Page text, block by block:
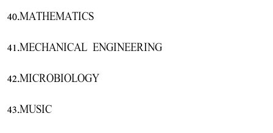
40.MATHEMATICS
41.MECHANICAL ENGINEERING
42.MICROBIOLOGY
43.MUSIC